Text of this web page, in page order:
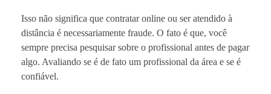
Isso não significa que contratar online ou ser atendido à
distância é necessariamente fraude. O fato é que, você
sempre precisa pesquisar sobre o profissional antes de pagar
algo. Avaliando se é de fato um profissional da área e se é
confiável.